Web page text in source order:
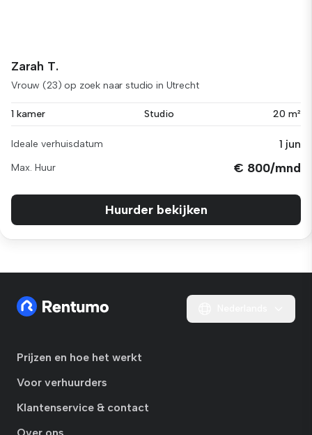
Zarah T.
Vrouw (23) op zoek naar studio in Utrecht
1 kamer Studio 20 m²
Ideale verhuisdatum 1 jun
Max. Huur € 800/mnd
Huurder bekijken
Prijzen en hoe het werkt
Voor verhuurders
Klantenservice & contact